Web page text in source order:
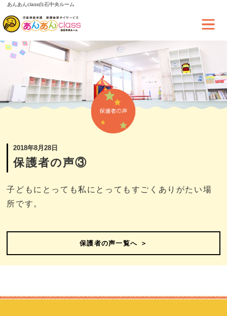
あんあんclass白石中央ルーム
2018年8月28日
保護者の声③
子どもにとっても私にとってもすごくありがたい場
所です。
保護者の声一覧へ ＞